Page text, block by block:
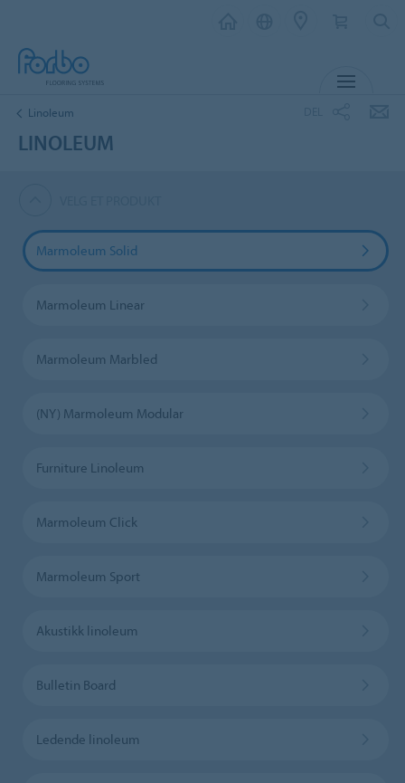
Linoleum
LINOLEUM
Marmoleum Solid
Marmoleum Linear
Marmoleum Marbled
(NY) Marmoleum Modular
Furniture Linoleum
Marmoleum Click
Marmoleum Sport
Akustikk linoleum
Bulletin Board
Ledende linoleum